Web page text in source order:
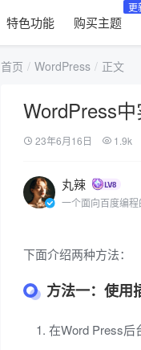
特色功能 购买主题
更
首页 WordPress 正文
WordPress
23年6月16日 1.9k
丸辣
一个面向百度编
下面介绍两种方法：
方法一：使用
在Word Press后